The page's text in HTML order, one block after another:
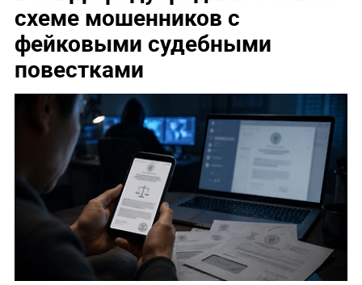
схеме мошенников с
фейковыми судебными
повестками